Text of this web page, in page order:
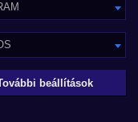
beállítások